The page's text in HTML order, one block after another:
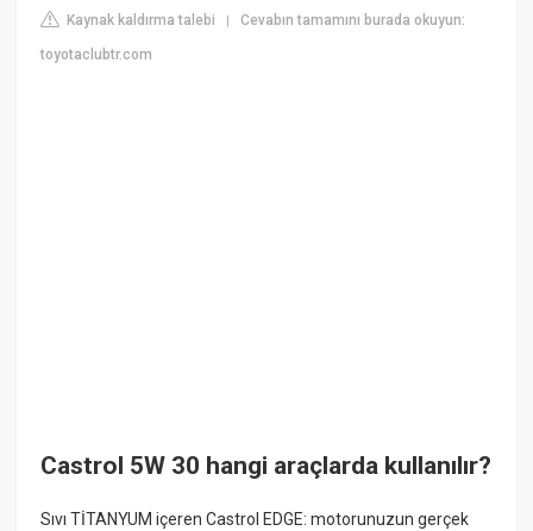
Kaynak kaldırma talebi |Cevabın tamamını burada okuyun:
toyotaclubtr.com
Castrol 5W 30 hangi araçlarda kullanılır?
Sıvı TİTANYUM içeren Castrol EDGE: motorunuzun gerçek